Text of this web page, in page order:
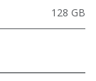
128 GB